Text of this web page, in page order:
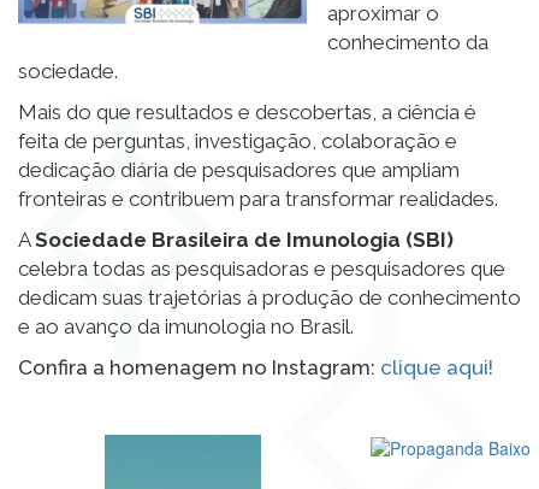
aproximar o
conhecimento da
sociedade.
Mais do que resultados e descobertas, a ciência é
feita de perguntas, investigação, colaboração e
dedicação diária de pesquisadores que ampliam
fronteiras e contribuem para transformar realidades.
ASociedade Brasileira de Imunologia (SBI)
celebra todas as pesquisadoras e pesquisadores que
dedicam suas trajetórias à produção de conhecimento
e ao avanço da imunologia no Brasil.
Confira a homenagem no Instagram: clique aqui!